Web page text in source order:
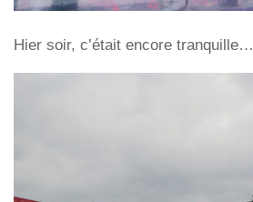
Hier soir, c’était encore tranquille…